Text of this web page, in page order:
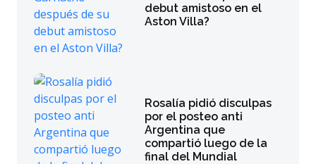
debut amistoso en el
Aston Villa?
Rosalía pidió disculpas
por el posteo anti
Argentina que
compartió luego de la
final del Mundial